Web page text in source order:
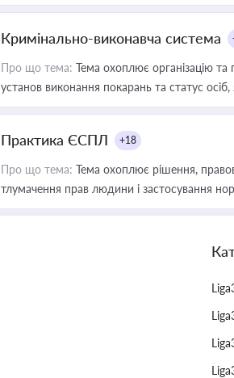
Кримінально-виконавча система
Про що тема: Тема охоплює організацію та
установ виконання покарань та статус
Практика ЄСПЛ +18
Про що тема: Тема охоплює рішення,
тлумачення прав людини і застосування